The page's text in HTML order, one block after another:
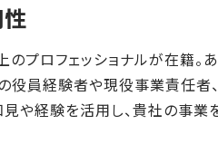
プロフェッショナルが在籍。
役員経験者や現役事業責任者
や経験を活用し、貴社の事業